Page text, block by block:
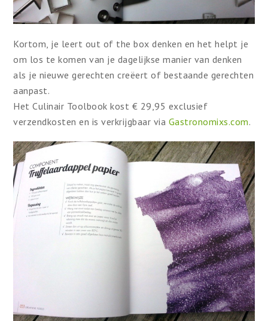
Kortom, je leert out of the box denken en het helpt je
om los te komen van je dagelijkse manier van denken
als je nieuwe gerechten creëert of bestaande gerechten
aanpast.
Het Culinair Toolbook kost € 29,95 exclusief
verzendkosten en is verkrijgbaar via Gastronomixs.com.